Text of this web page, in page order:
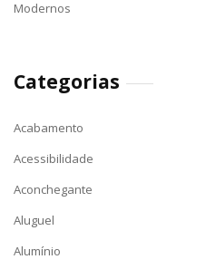
Modernos
Categorias
Acabamento
Acessibilidade
Aconchegante
Aluguel
Alumínio